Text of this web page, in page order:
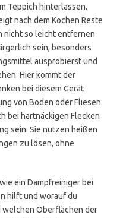
Teppich hinterlassen.
nach dem Kochen Reste
nicht so leicht entfernen
sein, besonders
ausprobierst und
Hier kommt der
bei diesem Gerät
von Böden oder Fliesen.
bei hartnäckigen Flecken
sein. Sie nutzen heißen
zu lösen, ohne
ein Dampfreiniger bei
hilft und worauf du
welchen Oberflächen der